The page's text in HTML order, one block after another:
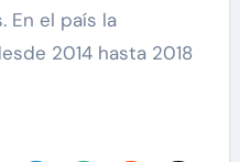
En el país la
2014 hasta 2018